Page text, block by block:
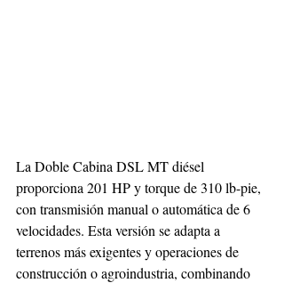
La Doble Cabina DSL MT diésel
proporciona 201 HP y torque de 310 lb-pie,
con transmisión manual o automática de 6
velocidades. Esta versión se adapta a
terrenos más exigentes y operaciones de
construcción o agroindustria, combinando